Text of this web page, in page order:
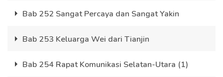
Bab 252 Sangat Percaya dan Sangat Yakin
Bab 253 Keluarga Wei dari Tianjin
Bab 254 Rapat Komunikasi Selatan-Utara (1)